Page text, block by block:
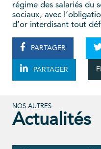
régime des salariés du
sociaux, avec
d’or interdisant tout
PARTAGER
PARTAGER
NOS AUTRES
Actualités